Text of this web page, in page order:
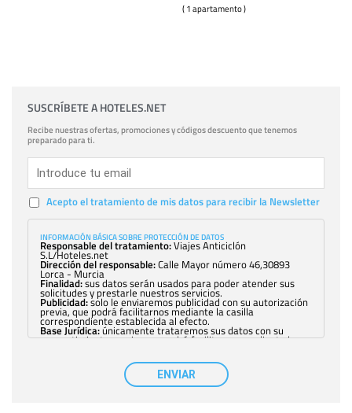
( 1 apartamento )
SUSCRÍBETE A HOTELES.NET
Recibe nuestras ofertas, promociones y códigos descuento que tenemos
preparado para ti.
Acepto el tratamiento de mis datos para recibir la Newsletter
INFORMACIÓN BÁSICA SOBRE PROTECCIÓN DE DATOS
Responsable del tratamiento:Viajes Anticiclón
S.L/Hoteles.net
Dirección del responsable:Calle Mayor número 46,30893
Lorca - Murcia
Finalidad:sus datos serán usados para poder atender sus
solicitudes y prestarle nuestros servicios.
Publicidad:solo le enviaremos publicidad con su autorización
previa, que podrá facilitarnos mediante la casilla
correspondiente establecida al efecto.
Base Jurídica:únicamente trataremos sus datos con su
consentimiento previo, que podrá facilitarnos mediante la
con carácter general, sólo el personal de
nuestra entidad que esté debidamente autorizado podrá
tener conocimiento de la información que le pedimos. No se
comunicarán datos a terceros.
ENVIAR